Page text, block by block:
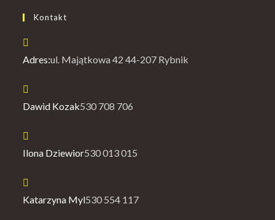
Kontakt
Adres:ul. Majątkowa 42 44-207 Rybnik
Dawid Kozak530 708 706
application
Ilona Dziewior530 013 015
application
Katarzyna Myl530 554 117Opens